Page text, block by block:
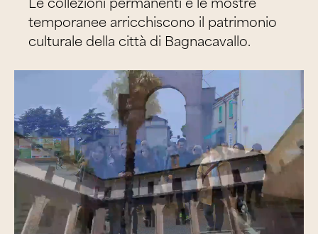
temporanee arricchiscono il patrimonio
culturale della città di Bagnacavallo.